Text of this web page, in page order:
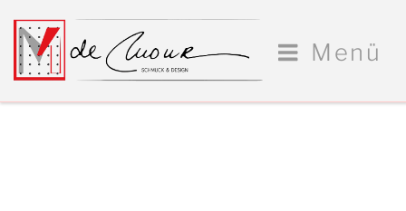
Inhalt
springen
Menü